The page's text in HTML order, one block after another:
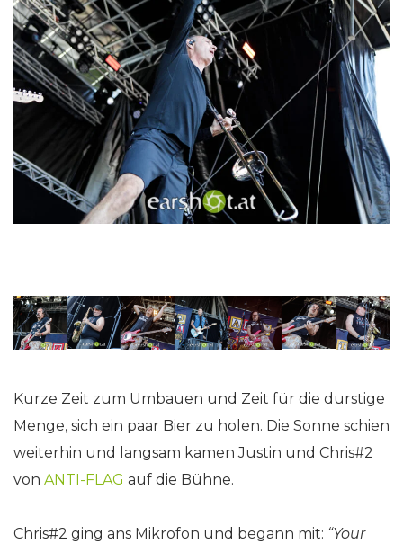
Kurze Zeit zum Umbauen und Zeit für die durstige
Menge, sich ein paar Bier zu holen. Die Sonne schien
weiterhin und langsam kamen Justin und Chris#2
von ANTI-FLAG auf die Bühne.
Chris#2 ging ans Mikrofon und begann mit: “Your